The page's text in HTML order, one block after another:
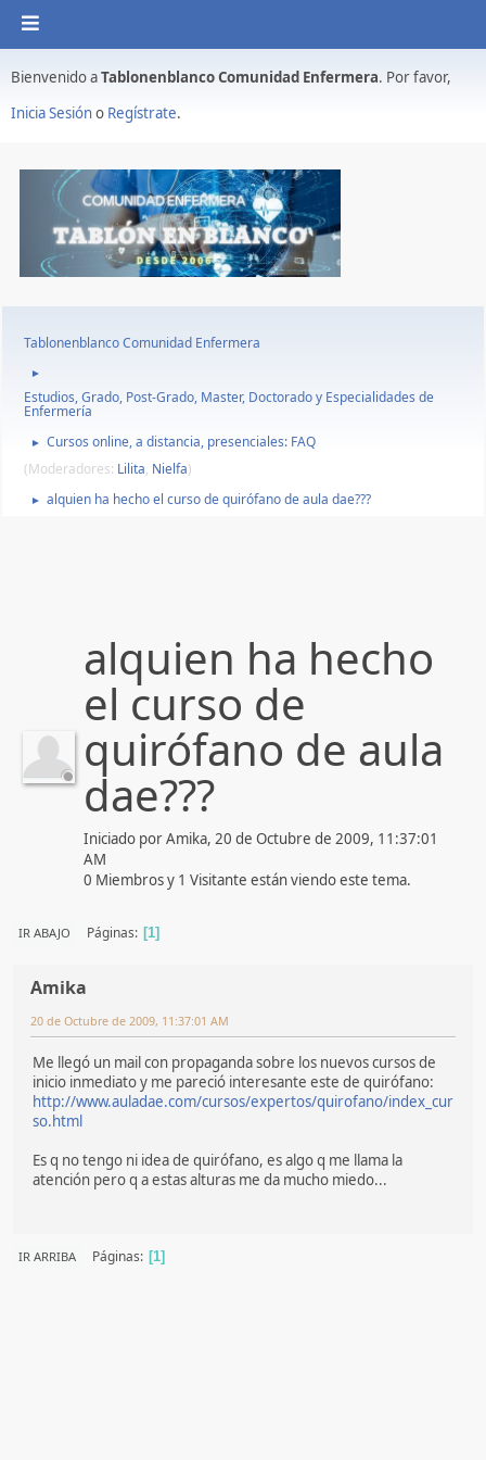
Bienvenido aTablonenblanco Comunidad Enfermera. Por favor,
Inicia Sesióno Regístrate.
Tablonenblanco Comunidad Enfermera
►
Estudios, Grado, Post-Grado, Master, Doctorado y Especialidades de
Enfermería
►
Cursos online, a distancia, presenciales: FAQ
(Moderadores: Lilita, Nielfa)
► alquien ha hecho el curso de quirófano de aula dae???
alquien ha hecho
el curso de
quirófano de aula
dae???
Iniciado por Amika, 20 de Octubre de 2009, 11:37:01
AM
0 Miembros y 1 Visitante están viendo este tema.
IR ABAJO Páginas 1
Amika
20 de Octubre de 2009, 11:37:01 AM
Me llegó un mail con propaganda sobre los nuevos cursos de
inicio inmediato y me pareció interesante este de quirófano:
http://www.auladae.com/cursos/expertos/quirofano/index_cur
so.html
Es q no tengo ni idea de quirófano, es algo q me llama la
atención pero q a estas alturas me da mucho miedo...
IR ARRIBA Páginas 1